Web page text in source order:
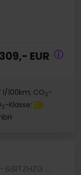
309,- EUR
100km; CO2-
2-Klasse: D
T-Roc 1.5 LIFE DSG AHK LENKRAD-&SITZHZG CAM LM18